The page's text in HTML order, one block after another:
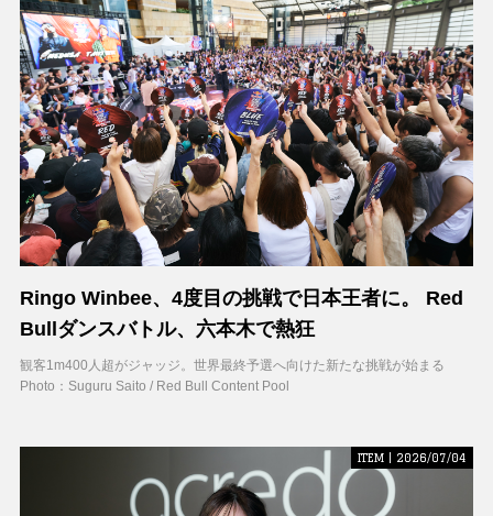
Ringo Winbee、4度目の挑戦で日本王者に。 Red
Bullダンスバトル、六本木で熱狂
観客1m400人超がジャッジ。世界最終予選へ向けた新たな挑戦が始まる
Photo：Suguru Saito / Red Bull Content Pool
ITEM | 2026/07/04